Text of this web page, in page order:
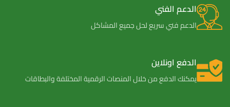
الدعم الفني
الدعم فني سريع لحل جميع المشاكل
الدفع اونلاين
يمكنك الدفع من خلال المنصات الرقمية المختلفة والبطاقات